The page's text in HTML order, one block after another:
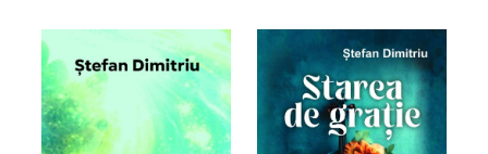
cele
mai
recente